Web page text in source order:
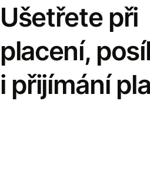
Ušetřete při
placení,
i přijímání